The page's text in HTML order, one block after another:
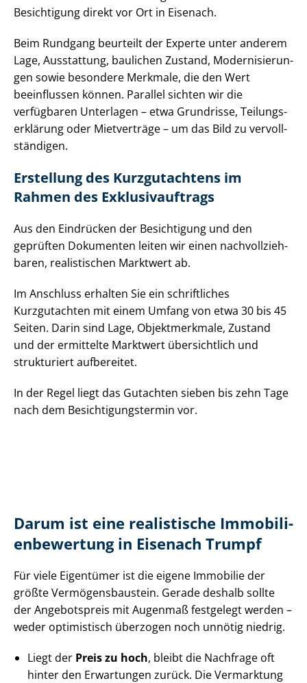
Besichtigung direkt vor Ort in Eisenach.
Beim Rundgang beurteilt der Experte unter anderem
Lage, Ausstattung, baulichen Zustand, Mo­der­ni­sie­run­
gen sowie besondere Merkmale, die den Wert
beeinflussen können. Parallel sichten wir die
verfügbaren Unterlagen – etwa Grundrisse, Tei­lungs­
er­klä­rung oder Mietverträge – um das Bild zu ver­voll­
stän­di­gen.
Erstellung des Kurzgutachtens im
Rahmen des Ex­klu­siv­auf­trags
Aus den Eindrücken der Besichtigung und den
geprüften Dokumenten leiten wir einen nach­voll­zieh­
ba­ren, realistischen Marktwert ab.
Im Anschluss erhalten Sie ein schriftliches
Kurzgutachten mit einem Umfang von etwa 30 bis 45
Seiten. Darin sind Lage, Objektmerkmale, Zustand
und der ermittelte Marktwert übersichtlich und
strukturiert aufbereitet.
In der Regel liegt das Gutachten sieben bis zehn Tage
nach dem Be­sich­ti­gungs­ter­min vor.
Darum ist eine realistische Im­mo­bi­li­
en­be­wer­tung in Eisenach Trumpf
Für viele Eigentümer ist die eigene Immobilie der
größte Ver­mö­gens­bau­stein. Gerade deshalb sollte
der Angebotspreis mit Augenmaß festgelegt werden –
weder optimistisch überzogen noch unnötig niedrig.
Liegt der Preis zu hoch, bleibt die Nachfrage oft
hinter den Erwartungen zurück. Die Vermarktung